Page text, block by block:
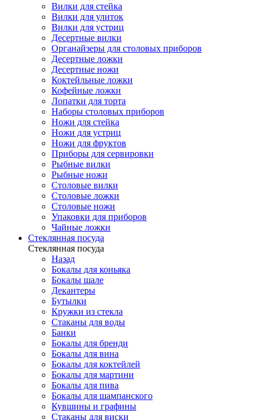
Вилки для стейка
Вилки для улиток
Вилки для устриц
Десертные вилки
Органайзеры для столовых приборов
Десертные ложки
Десертные ножи
Коктейльные ложки
Кофейные ложки
Лопатки для торта
Наборы столовых приборов
Ножи для стейка
Ножи для устриц
Ножи для фруктов
Приборы для сервировки
Рыбные вилки
Рыбные ножи
Столовые вилки
Столовые ложки
Столовые ножи
Упаковки для приборов
Чайные ложки
Стеклянная посуда
Стеклянная посуда
Назад
Бокалы для коньяка
Бокалы шале
Декантеры
Бутылки
Кружки из стекла
Стаканы для воды
Банки
Бокалы для бренди
Бокалы для вина
Бокалы для коктейлей
Бокалы для мартини
Бокалы для пива
Бокалы для шампанского
Кувшины и графины
Стаканы для виски